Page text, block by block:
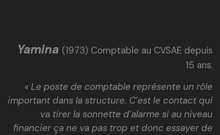
Yamina (1973) Comptable au CVSAE depuis
15 ans.
« Le poste de comptable représente un rôle
important dans la structure. C’est le contact qui
va tirer la sonnette d’alarme si au niveau
financier ça ne va pas trop et donc essayer de